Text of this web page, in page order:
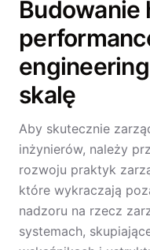
Budowanie
skalę
Aby skutecznie
inżynierów, należy
rozwoju praktyk
które wykraczają
nadzoru na rzecz
systemach,